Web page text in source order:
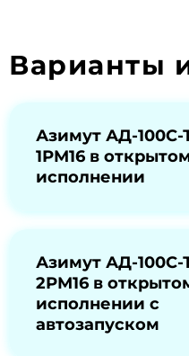
Варианты
Азимут АД-100С-
1РМ16 в
исполнении
Азимут АД-100С-
2РМ16 в
исполнении с
автозапуском